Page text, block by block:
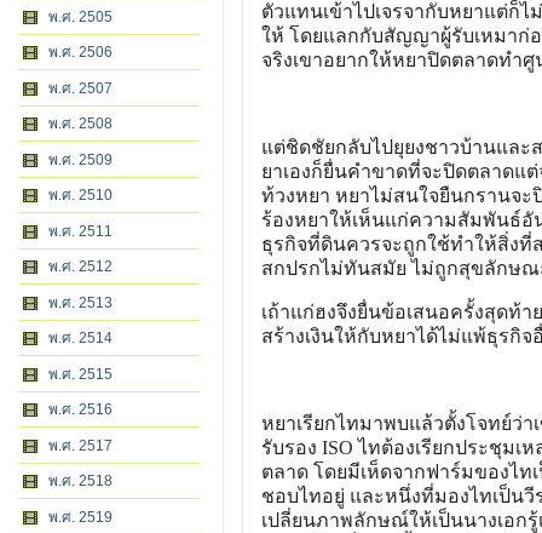
พ.ศ. 2505
พ.ศ. 2506
พ.ศ. 2507
พ.ศ. 2508
พ.ศ. 2509
พ.ศ. 2510
พ.ศ. 2511
พ.ศ. 2512
พ.ศ. 2513
พ.ศ. 2514
พ.ศ. 2515
พ.ศ. 2516
พ.ศ. 2517
พ.ศ. 2518
พ.ศ. 2519
ตัวแทนเข้าไปเจรจากับหยาแต่ก็
ให้ โดยแลกกับสัญญาผู้รับเหมาก่
จริงเขาอยากให้หยาปิดตลาดทำ
แต่ชิดชัยกลับไปยุยงชาวบ้านและ
ยาเองก็ยื่นคำขาดที่จะปิดตลาดแ
ท้วงหยา หยาไม่สนใจยืนกรานจะ
ร้องหยาให้เห็นแก่ความสัมพันธ์อั
ธุรกิจที่ดินควรจะถูกใช้ทำให้สิ่งที่
สกปรกไม่ทันสมัย ไม่ถูกสุขลักษณ
เถ้าแก่ฮงจึงยื่นข้อเสนอครั้งสุดท้
สร้างเงินให้กับหยาได้ไม่แพ้ธุรกิจ
หยาเรียกไทมาพบแล้วตั้งโจทย์ว่
รับรอง ISO ไทต้องเรียกประชุม
ตลาด โดยมีเห็ดจากฟาร์มของไ
ชอบไทอยู่ และหนึ่งที่มองไทเป็น
เปลี่ยนภาพลักษณ์ให้เป็นนางเอก